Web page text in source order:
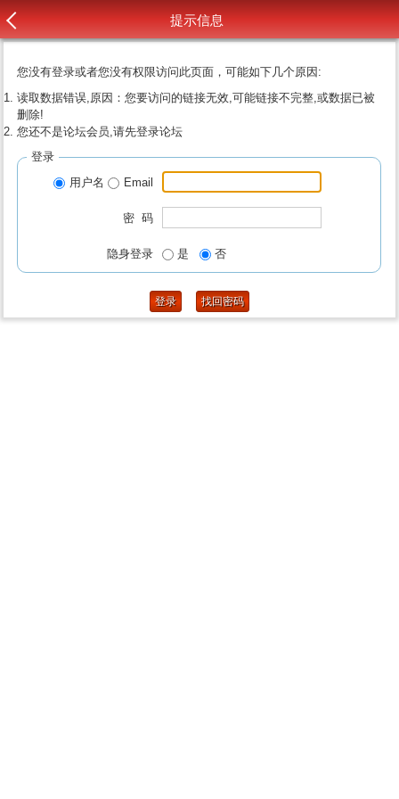
提示信息
您没有登录或者您没有权限访问此页面，可能如下几个原因:
读取数据错误,原因：您要访问的链接无效,可能链接不完整,或数据已被
删除!
您还不是论坛会员,请先登录论坛
登录
用户名
Email
密 码
隐身登录 是 否